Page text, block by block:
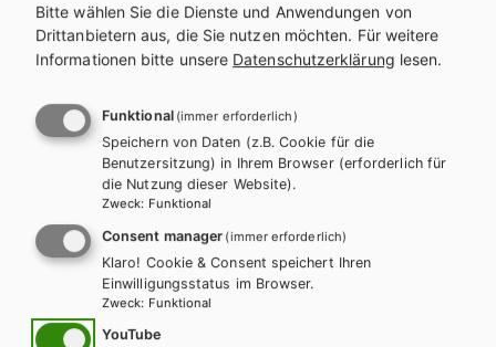
Bitte wählen Sie die Dienste und Anwendungen von
Drittanbietern aus, die Sie nutzen möchten. Für weitere
Informationen bitte unsere Datenschutzerklärung lesen.
Funktional (immer erforderlich)
Speichern von Daten (z.B. Cookie für die
Benutzersitzung) in Ihrem Browser (erforderlich für
die Nutzung dieser Website).
Zweck: Funktional
Consent manager (immer erforderlich)
Klaro! Cookie & Consent speichert Ihren
Einwilligungsstatus im Browser.
Zweck: Funktional
YouTube